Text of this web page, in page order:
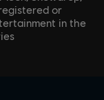
or
in the